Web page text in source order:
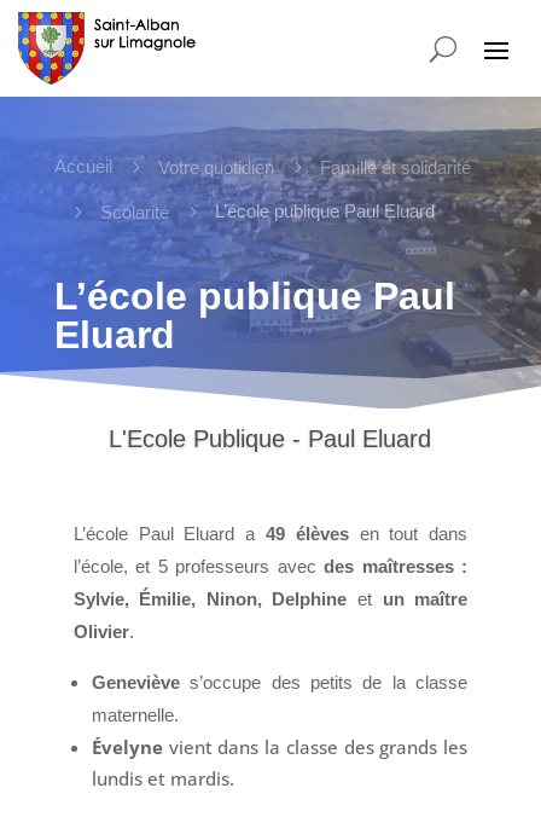
Accueil 5 Votre quotidien 5 Famille et solidarité
5 Scolarité 5 L’école publique Paul Eluard
L’école publique Paul
Eluard
La cour de récréation
L’école Paul Eluard a 49 élèvesen tout dans
l’école, et 5 professeurs avecdes maîtresses :
Sylvie, Émilie, Ninon, Delphine et un maître
Olivier.
Genevièves’occupe des petits de la classe
maternelle.
Évelynevient dans la classe des grands les
lundis et mardis.